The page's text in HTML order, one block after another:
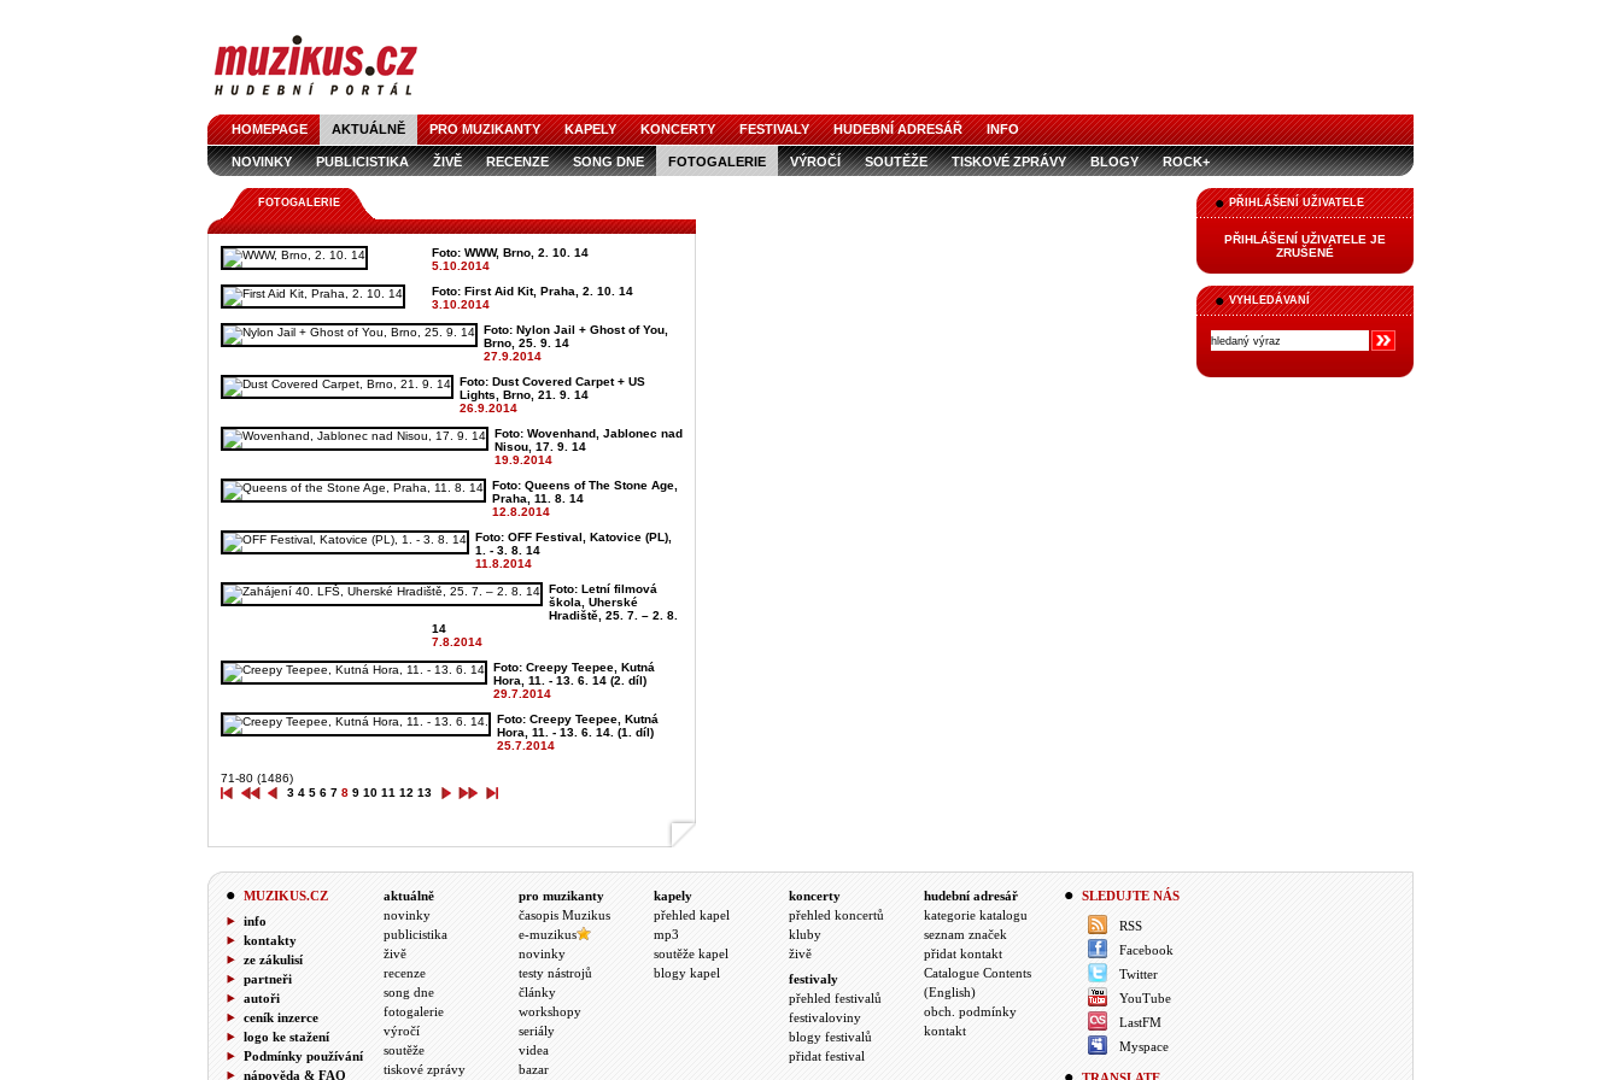
HOMEPAGE AKTUÁLNĚ PRO MUZIKANTY KAPELY KONCERTY FESTIVALY HUDEBNÍ ADRESÁŘ INFO
NOVINKY PUBLICISTIKA ŽIVĚ RECENZE SONG DNE FOTOGALERIE VÝROČÍ SOUTĚŽE TISKOVÉ ZPRÁVY BLOGY ROCK+
PŘIHLÁŠENÍ UŽIVATELE
PŘIHLÁŠENÍ UŽIVATELE JE
ZRUŠENÉ
VYHLEDÁVANÍ
FOTOGALERIE
Foto: WWW, Brno, 2. 10. 14
5.10.2014
Foto: First Aid Kit, Praha, 2. 10. 14
3.10.2014
Foto: Nylon Jail + Ghost of You,
Brno, 25. 9. 14
27.9.2014
Foto: Dust Covered Carpet + US
Lights, Brno, 21. 9. 14
26.9.2014
Foto: Wovenhand, Jablonec nad
Nisou, 17. 9. 14
19.9.2014
Foto: Queens of The Stone Age,
Praha, 11. 8. 14
12.8.2014
Foto: OFF Festival, Katovice (PL),
1. - 3. 8. 14
11.8.2014
Foto: Letní filmová
škola, Uherské
Hradiště, 25. 7. – 2. 8.
14
7.8.2014
Foto: Creepy Teepee, Kutná
Hora, 11. - 13. 6. 14 (2. díl)
29.7.2014
Foto: Creepy Teepee, Kutná
Hora, 11. - 13. 6. 14. (1. díl)
25.7.2014
71-80 (1486)
3 4 5 6 7 8 9 10 11 12 13
MUZIKUS.CZ
info
kontakty
ze zákulisí
partneři
autoři
ceník inzerce
logo ke stažení
Podmínky používání
nápověda & FAQ
aktuálně
novinky
publicistika
živě
recenze
song dne
fotogalerie
výročí
soutěže
tiskové zprávy
pro muzikanty
časopis Muzikus
e-muzikus
novinky
testy nástrojů
články
workshopy
seriály
videa
bazar
kapely
přehled kapel
mp3
soutěže kapel
blogy kapel
koncerty
přehled koncertů
kluby
živě
festivaly
přehled festivalů
festivaloviny
blogy festivalů
přidat festival
hudební adresář
kategorie katalogu
seznam značek
přidat kontakt
Catalogue Contents
(English)
obch. podmínky
kontakt
SLEDUJTE NÁS
RSS
Facebook
Twitter
YouTube
LastFM
Myspace